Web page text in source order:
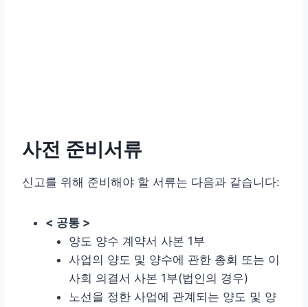
사전 준비서류
신고를 위해 준비해야 할 서류는 다음과 같습니다:
< 공통 >
양도 양수 계약서 사본 1부
사업의 양도 및 양수에 관한 총회 또는 이
사회 의결서 사본 1부(법인의 경우)
노선을 정한 사업에 관계되는 양도 및 양